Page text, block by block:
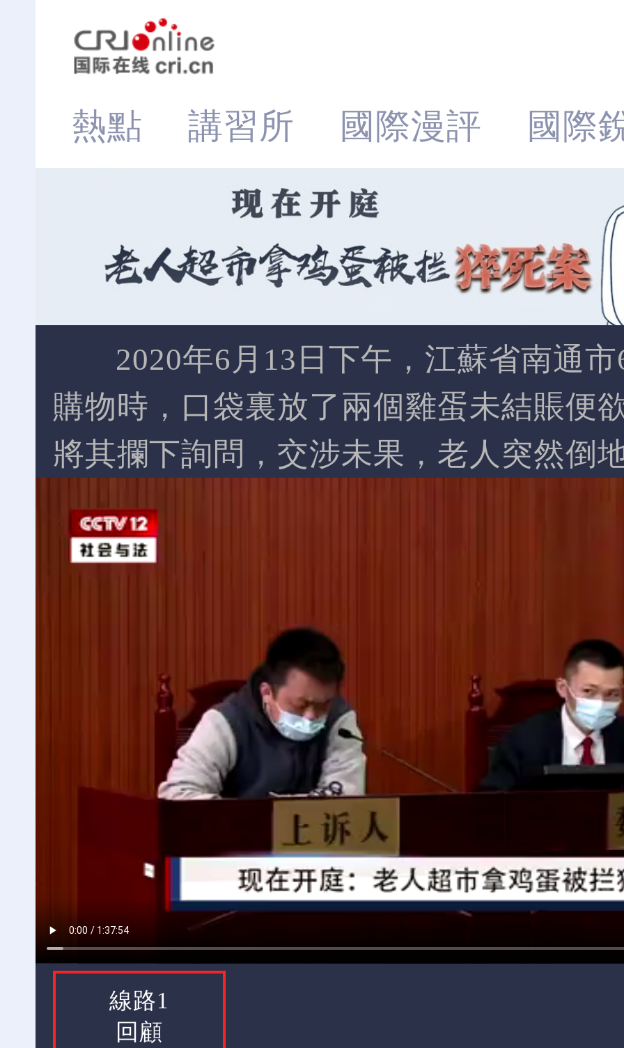
熱點 講習所 國際漫評 國際
2020年6月13日下午，江蘇省南通
購物時，口袋裏放了兩個雞蛋未結賬便
將其攔下詢問，交涉未果，老人突然倒
線路1
回顧